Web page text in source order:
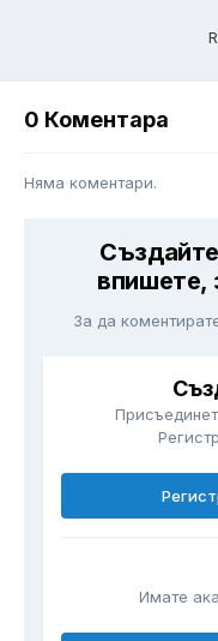
0 Коментара
Няма коментари.
впишете,
За да
Имате